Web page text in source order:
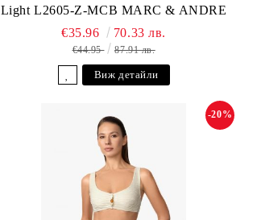
Light L2605-Z-MCB MARC & ANDRE
€35.96 70.33 лв.
€44.95 87.91 лв.
Виж детайли
-20%